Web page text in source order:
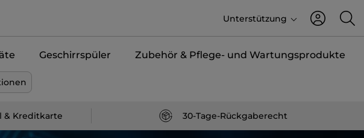
Unterstützung
Geschirrspüler Zubehör & Pflege- und Wartungsprodukte
& Kreditkarte 30-Tage-Rückgaberecht